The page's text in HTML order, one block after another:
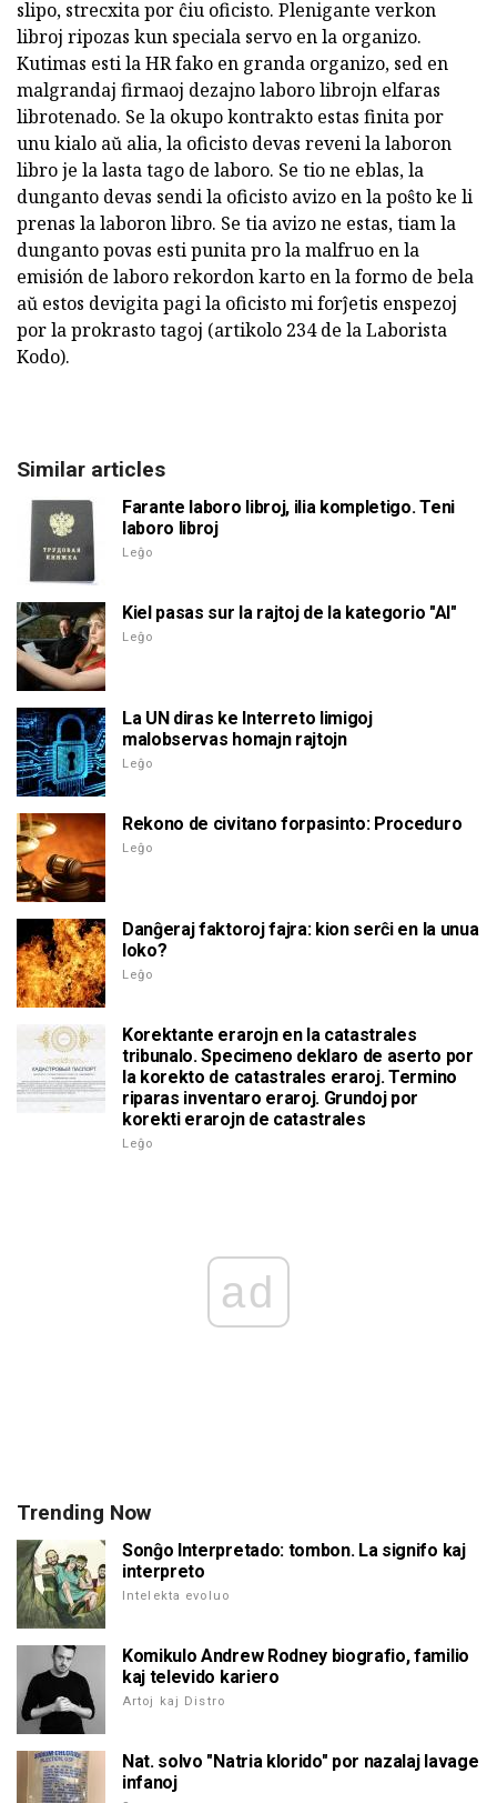
slipo, strecxita por ĉiu oficisto. Plenigante verkon
libroj ripozas kun speciala servo en la organizo.
Kutimas esti la HR fako en granda organizo, sed en
malgrandaj firmaoj dezajno laboro librojn elfaras
librotenado. Se la okupo kontrakto estas finita por
unu kialo aŭ alia, la oficisto devas reveni la laboron
libro je la lasta tago de laboro. Se tio ne eblas, la
dunganto devas sendi la oficisto avizo en la poŝto ke li
prenas la laboron libro. Se tia avizo ne estas, tiam la
dunganto povas esti punita pro la malfruo en la
emisión de laboro rekordon karto en la formo de bela
aŭ estos devigita pagi la oficisto mi forĵetis enspezoj
por la prokrasto tagoj (artikolo 234 de la Laborista
Kodo).
Similar articles
Farante laboro libroj, ilia kompletigo. Teni
laboro libroj
Leĝo
Kiel pasas sur la rajtoj de la kategorio "Al"
Leĝo
La UN diras ke Interreto limigoj
malobservas homajn rajtojn
Leĝo
Rekono de civitano forpasinto: Proceduro
Leĝo
Danĝeraj faktoroj fajra: kion serĉi en la unua
loko?
Leĝo
Korektante erarojn en la catastrales
tribunalo. Specimeno deklaro de aserto por
la korekto de catastrales eraroj. Termino
riparas inventaro eraroj. Grundoj por
korekti erarojn de catastrales
Leĝo
ad
Trending Now
Sonĝo Interpretado: tombon. La signifo kaj
interpreto
Intelekta evoluo
Komikulo Andrew Rodney biografio, familio
kaj televido kariero
Artoj kaj Distro
Nat. solvo "Natria klorido" por nazalaj lavage
infanoj